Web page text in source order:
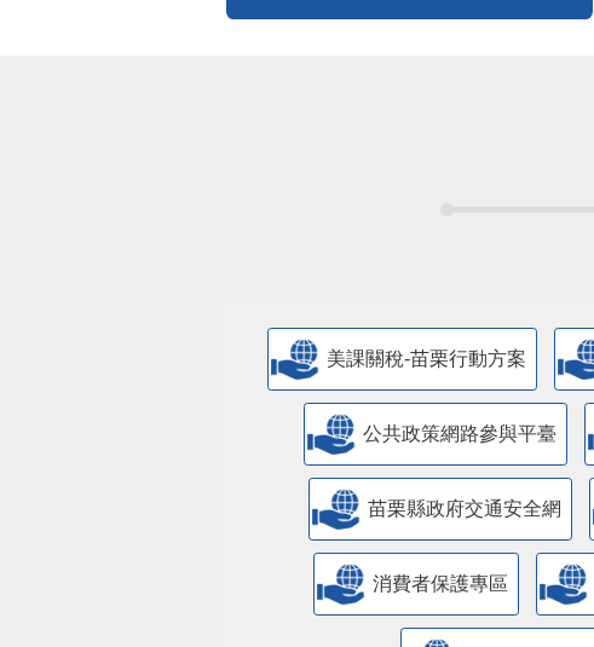
美課關稅-苗栗行動方案
公共政策網路參與平臺
苗栗縣政府交通安全網
消費者保護專區